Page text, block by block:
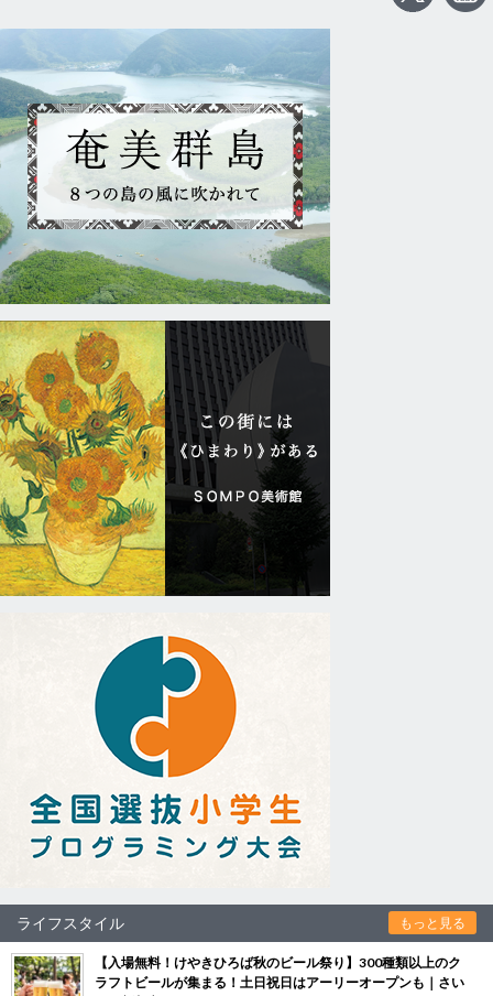
ライフスタイル もっと見る
【入場無料！けやきひろば秋のビール祭り】300種類以上のク
ラフトビールが集まる！土日祝日はアーリーオープンも｜さい